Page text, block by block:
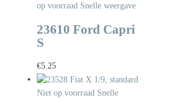
op voorraad Snelle weergave
23610 Ford Capri
S
€5.25
Niet op voorraad Snelle